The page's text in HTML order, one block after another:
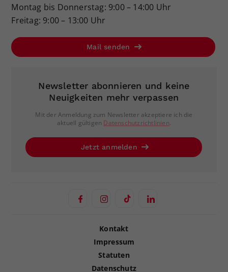
Montag bis Donnerstag: 9:00 – 14:00 Uhr
Freitag: 9:00 – 13:00 Uhr
Mail senden
Newsletter abonnieren und keine
Neuigkeiten mehr verpassen
Mit der Anmeldung zum Newsletter akzeptiere ich die
aktuell gültigen Datenschutzrichtlinien.
Jetzt anmelden
Kontakt
Impressum
Statuten
Datenschutz